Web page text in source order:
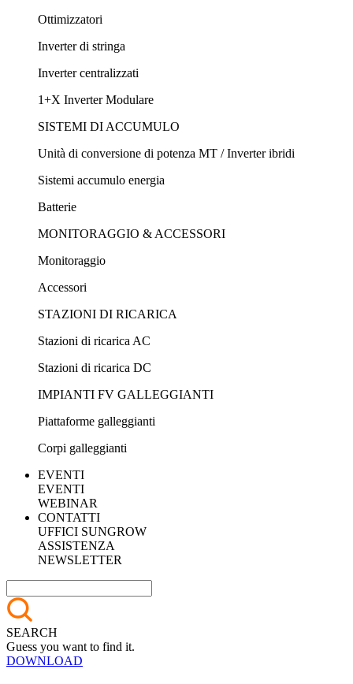
Ottimizzatori
Inverter di stringa
Inverter centralizzati
1+X Inverter Modulare
SISTEMI DI ACCUMULO
Unità di conversione di potenza MT / Inverter ibridi
Sistemi accumulo energia
Batterie
MONITORAGGIO & ACCESSORI
Monitoraggio
Accessori
STAZIONI DI RICARICA
Stazioni di ricarica AC
Stazioni di ricarica DC
IMPIANTI FV GALLEGGIANTI
Piattaforme galleggianti
Corpi galleggianti
EVENTI
EVENTI
WEBINAR
CONTATTI
UFFICI SUNGROW
ASSISTENZA
NEWSLETTER
SEARCH
Guess you want to find it.
DOWNLOAD